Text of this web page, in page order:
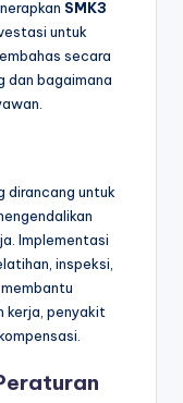
SMK3
untuk
secara
dan bagaimana
dirancang untuk
Implementasi
inspeksi,
membantu
kerja, penyakit